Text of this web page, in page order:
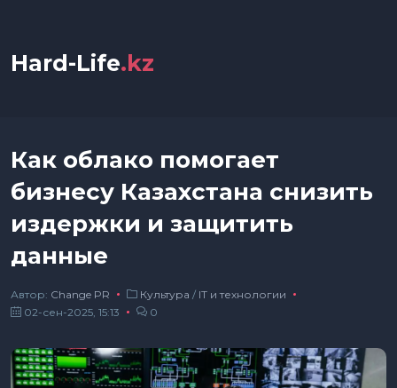
Hard-Life.kz
Как облако помогает
бизнесу Казахстана снизить
издержки и защитить
данные
Автор: Сhange PR Культура / IT и технологии
02-сен-2025, 15:13
0